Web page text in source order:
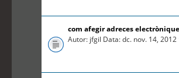
com afegir adreces
Autor: jfgil Data: dc. nov. 14, 2012